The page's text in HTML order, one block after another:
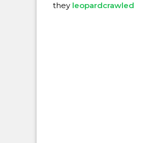
they leopardcrawled